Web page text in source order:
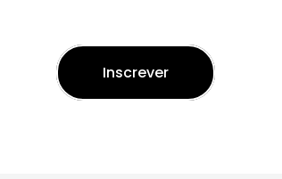
Inscrever